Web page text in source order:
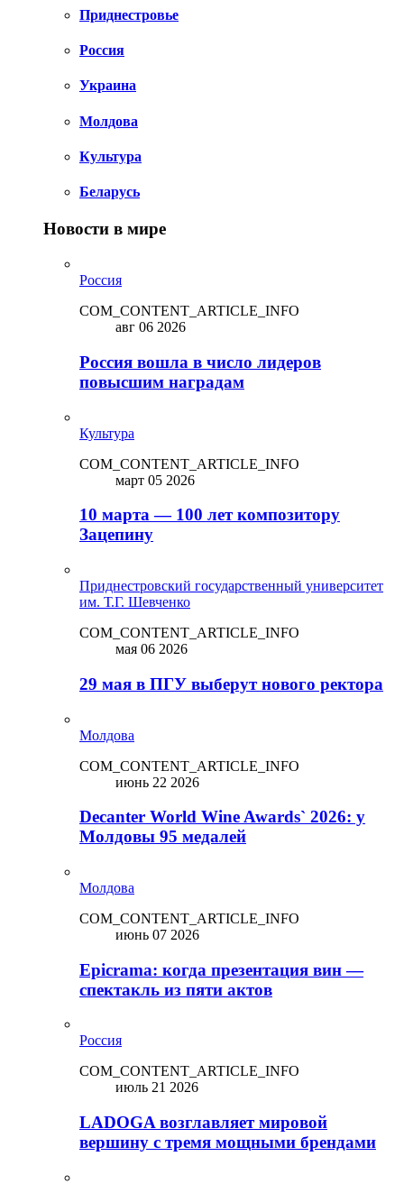
Приднестровье
Россия
Украина
Молдова
Культура
Беларусь
Новости в мире
Россия
COM_CONTENT_ARTICLE_INFO
авг 06 2026
Россия вошла в число лидеров
повысшим наградам
Культура
COM_CONTENT_ARTICLE_INFO
март 05 2026
10 марта — 100 лет композитору
Зацепину
Приднестровский государственный университет
им. Т.Г. Шевченко
COM_CONTENT_ARTICLE_INFO
мая 06 2026
29 мая в ПГУ выберут нового ректора
Молдова
COM_CONTENT_ARTICLE_INFO
июнь 22 2026
Decanter World Wine Awards` 2026: у
Молдовы 95 медалей
Молдова
COM_CONTENT_ARTICLE_INFO
июнь 07 2026
Epicrama: когда презентация вин —
спектакль из пяти актов
Россия
COM_CONTENT_ARTICLE_INFO
июль 21 2026
LADOGA возглавляет мировой
вершину с тремя мощными брендами